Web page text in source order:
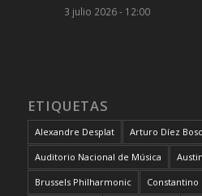
3 julio 2026 - 12:00
ETIQUETAS
Alexandre Desplat Arturo Díez
Auditorio Nacional de Música
Brussels Philharmonic